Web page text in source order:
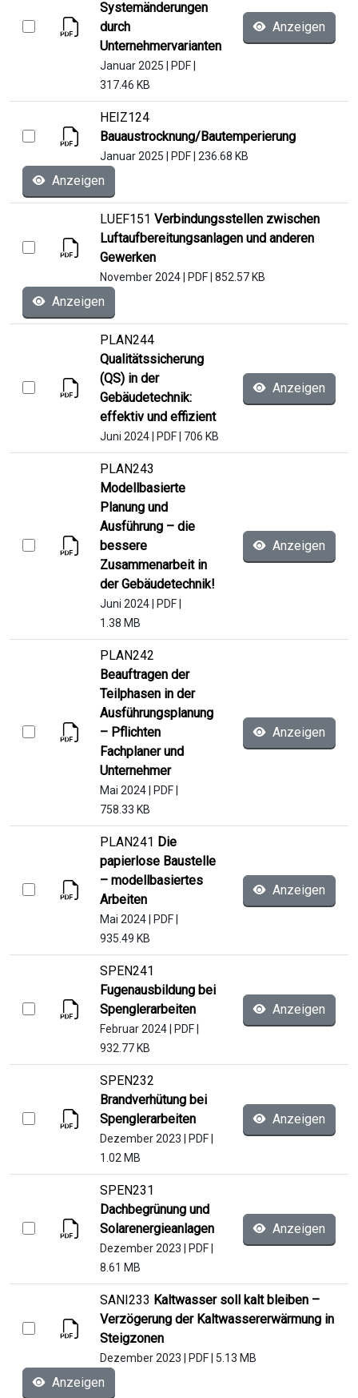
Systemänderungen
durch
Unternehmervarianten
Januar 2025 PDF
317.46 KB
Anzeigen
HEIZ124
Bauaustrocknung/Bautemperierung
Januar 2025 PDF 236.68 KB
Anzeigen
LUEF151 Verbindungsstellen zwischen
Luftaufbereitungsanlagen und anderen
Gewerken
November 2024 PDF 852.57 KB
Anzeigen
PLAN244
Qualitätssicherung
(QS) in der
Gebäudetechnik:
effektiv und effizient
Juni 2024 PDF 706 KB
Anzeigen
PLAN243
Modellbasierte
Planung und
Ausführung – die
bessere
Zusammenarbeit in
der Gebäudetechnik!
Juni 2024 PDF
1.38 MB
Anzeigen
PLAN242
Beauftragen der
Teilphasen in der
Ausführungsplanung
– Pflichten
Fachplaner und
Unternehmer
Mai 2024 PDF
758.33 KB
Anzeigen
PLAN241 Die
papierlose Baustelle
– modellbasiertes
Arbeiten
Mai 2024 PDF
935.49 KB
Anzeigen
SPEN241
Fugenausbildung bei
Spenglerarbeiten
Februar 2024 PDF
932.77 KB
Anzeigen
SPEN232
Brandverhütung bei
Spenglerarbeiten
Dezember 2023 PDF
1.02 MB
Anzeigen
SPEN231
Dachbegrünung und
Solarenergieanlagen
Dezember 2023 PDF
8.61 MB
Anzeigen
SANI233 Kaltwasser soll kalt bleiben –
Verzögerung der Kaltwassererwärmung in
Steigzonen
Dezember 2023 PDF 5.13 MB
Anzeigen